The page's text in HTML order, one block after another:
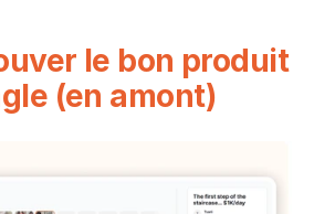
le bon produit
(en amont)